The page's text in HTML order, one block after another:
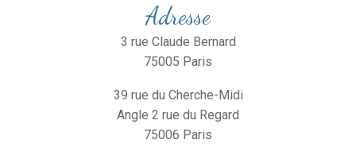
Adresse
3 rue Claude Bernard
75005 Paris
39 rue du Cherche-Midi
Angle 2 rue du Regard
75006 Paris